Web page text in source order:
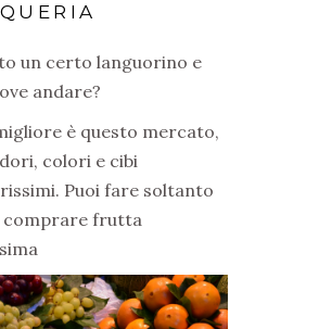
un certo languorino e
andare?
è questo mercato,
colori e cibi
Puoi fare soltanto
comprare frutta